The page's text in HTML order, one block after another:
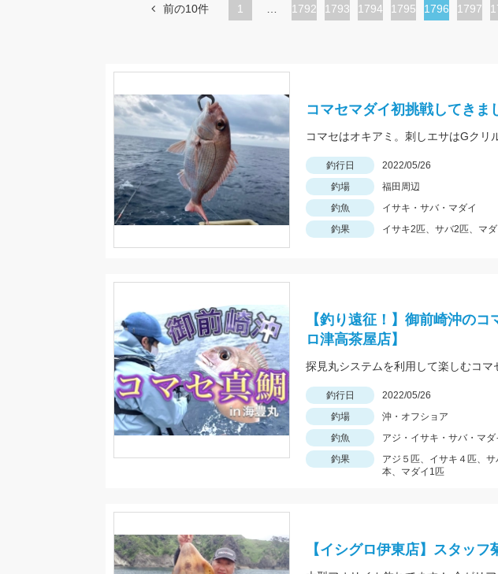
前の10件 1
ペ
1792
ペ
1793
ペ
1794
ペ
1795
カ
ペ
1796
ペ
1797
コマセマダイ初挑戦してき
コマセはオキアミ。刺しエサはGクリ
釣行日 2022/05/26
釣場
福田周辺
釣魚
イサキ・サバ・マダイ
釣果
イサキ2匹、サバ2匹、マ
【釣り遠征！】御前崎沖の
ロ津高茶屋店】
探見丸システムを利用して楽しむコマ
釣行日 2022/05/26
釣場
沖・オフショア
釣魚
アジ・イサキ・サバ・マダ
釣果
アジ５匹、イサキ４匹、
本、マダイ1匹
【イシグロ伊東店】スタッ